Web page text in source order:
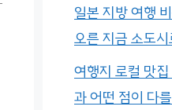
일본 지방 여행
오른 지금 소도
여행지 로컬 맛
과 어떤 점이 다